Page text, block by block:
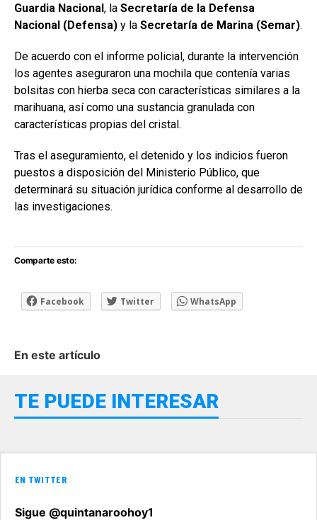
Guardia Nacional, la Secretaría de la Defensa
Nacional (Defensa) y la Secretaría de Marina (Semar).
De acuerdo con el informe policial, durante la intervención
los agentes aseguraron una mochila que contenía varias
bolsitas con hierba seca con características similares a la
marihuana, así como una sustancia granulada con
características propias del cristal.
Tras el aseguramiento, el detenido y los indicios fueron
puestos a disposición del Ministerio Público, que
determinará su situación jurídica conforme al desarrollo de
las investigaciones.
Comparte esto:
Facebook Twitter WhatsApp
En este artículo
TE PUEDE INTERESAR
EN TWITTER
Sigue @quintanaroohoy1